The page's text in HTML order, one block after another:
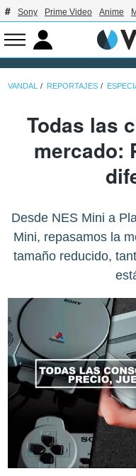
Sony Prime Video Anime
VANDAL REPORTAJES
Todas las
mercado:
Desde NES Mini a
Mini, repasamos la
tamaño reducido,